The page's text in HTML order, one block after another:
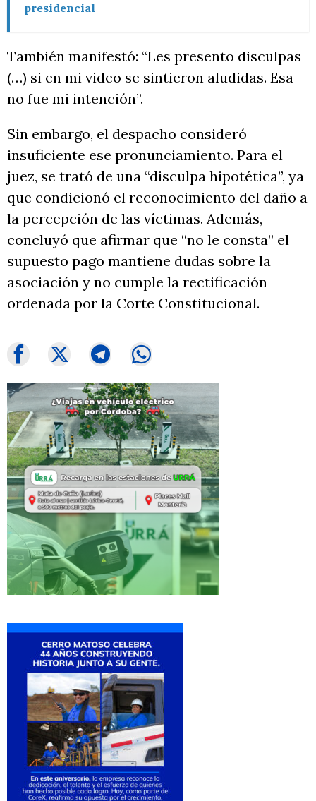
presidencial
También manifestó: “Les presento disculpas
(…) si en mi video se sintieron aludidas. Esa
no fue mi intención”.
Sin embargo, el despacho consideró
insuficiente ese pronunciamiento. Para el
juez, se trató de una “disculpa hipotética”, ya
que condicionó el reconocimiento del daño a
la percepción de las víctimas. Además,
concluyó que afirmar que “no le consta” el
supuesto pago mantiene dudas sobre la
asociación y no cumple la rectificación
ordenada por la Corte Constitucional.